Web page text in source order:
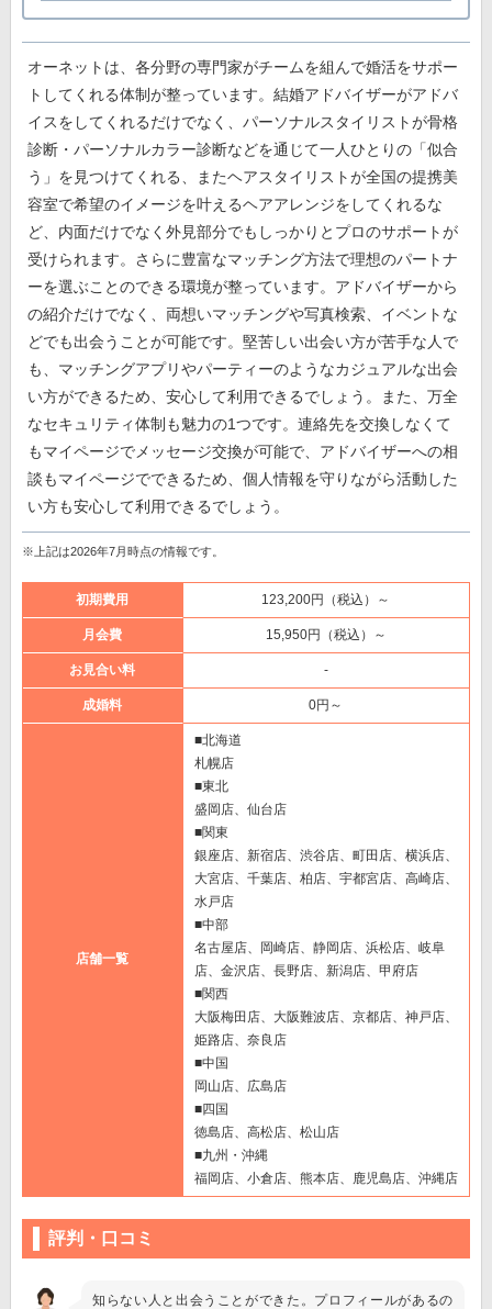
オーネットは、各分野の専門家がチームを組んで婚活をサポー
トしてくれる体制が整っています。結婚アドバイザーがアドバ
イスをしてくれるだけでなく、パーソナルスタイリストが骨格
診断・パーソナルカラー診断などを通じて一人ひとりの「似合
う」を見つけてくれる、またヘアスタイリストが全国の提携美
容室で希望のイメージを叶えるヘアアレンジをしてくれるな
ど、内面だけでなく外見部分でもしっかりとプロのサポートが
受けられます。さらに豊富なマッチング方法で理想のパートナ
ーを選ぶことのできる環境が整っています。アドバイザーから
の紹介だけでなく、両想いマッチングや写真検索、イベントな
どでも出会うことが可能です。堅苦しい出会い方が苦手な人で
も、マッチングアプリやパーティーのようなカジュアルな出会
い方ができるため、安心して利用できるでしょう。また、万全
なセキュリティ体制も魅力の1つです。連絡先を交換しなくて
もマイページでメッセージ交換が可能で、アドバイザーへの相
談もマイページでできるため、個人情報を守りながら活動した
い方も安心して利用できるでしょう。
※上記は2026年7月時点の情報です。
初期費用 123,200円（税込）～
月会費 15,950円（税込）～
お見合い料 -
成婚料 0円～
店舗一覧
■北海道
札幌店
■東北
盛岡店、仙台店
■関東
銀座店、新宿店、渋谷店、町田店、横浜店、
大宮店、千葉店、柏店、宇都宮店、高崎店、
水戸店
■中部
名古屋店、岡崎店、静岡店、浜松店、岐阜
店、金沢店、長野店、新潟店、甲府店
■関西
大阪梅田店、大阪難波店、京都店、神戸店、
姫路店、奈良店
■中国
岡山店、広島店
■四国
徳島店、高松店、松山店
■九州・沖縄
福岡店、小倉店、熊本店、鹿児島店、沖縄店
評判・口コミ
知らない人と出会うことができた。プロフィールがあるの